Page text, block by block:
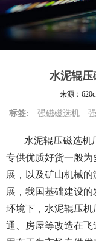
水泥辊压
来源：
标签: 强磁磁选机
水泥辊压磁选机
专供优质好货一般
展，以及矿山机械
展，我国基础建设
环境下，水泥辊压
通、房屋等改造在